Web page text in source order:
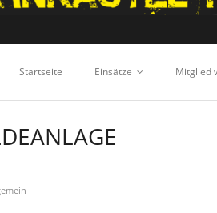
Startseite Einsätze Mitglied